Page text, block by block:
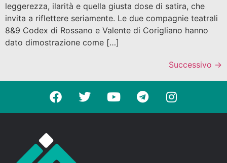
leggerezza, ilarità e quella giusta dose di satira, che
invita a riflettere seriamente. Le due compagnie teatrali
8&9 Codex di Rossano e Valente di Corigliano hanno
dato dimostrazione come […]
Successivo →